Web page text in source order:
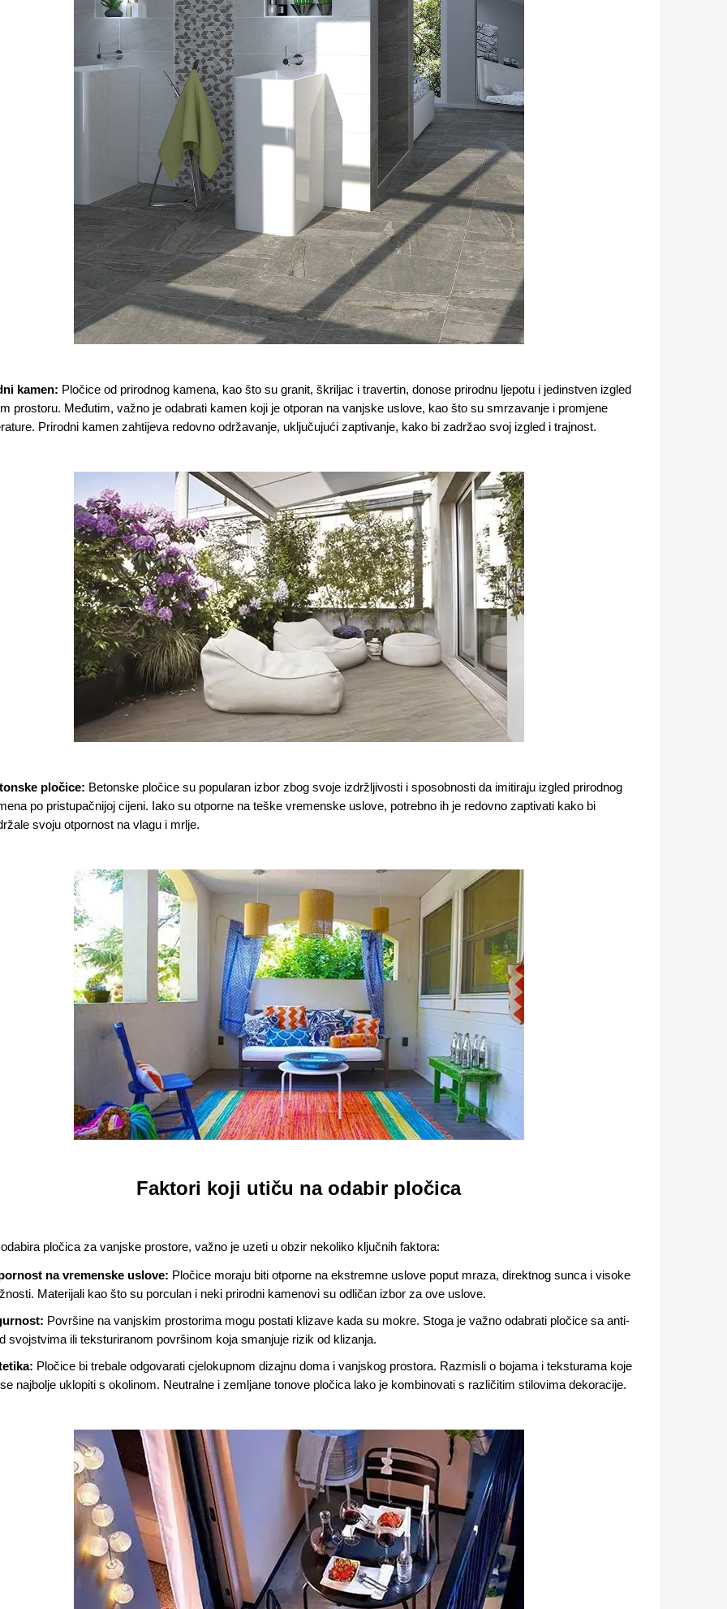
kamen: Pločice od prirodnog kamena, kao što su granit, škriljac i travertin, donose prirodnu ljepotu i jedinstven izgled
prostoru. Međutim, važno je odabrati kamen koji je otporan na vanjske uslove, kao što su smrzavanje i promjene
Prirodni kamen zahtijeva redovno održavanje, uključujući zaptivanje, kako bi zadržao svoj izgled i trajnost​.
pločice: Betonske pločice su popularan izbor zbog svoje izdržljivosti i sposobnosti da imitiraju izgled prirodnog
po pristupačnijoj cijeni. Iako su otporne na teške vremenske uslove, potrebno ih je redovno zaptivati kako bi
svoju otpornost na vlagu i mrlje​.
Faktori koji utiču na odabir pločica
pločica za vanjske prostore, važno je uzeti u obzir nekoliko ključnih faktora:
na vremenske uslove: Pločice moraju biti otporne na ekstremne uslove poput mraza, direktnog sunca i visoke
Materijali kao što su porculan i neki prirodni kamenovi su odličan izbor za ove uslove​.
Površine na vanjskim prostorima mogu postati klizave kada su mokre. Stoga je važno odabrati pločice sa anti-
svojstvima ili teksturiranom površinom koja smanjuje rizik od klizanja​.
Pločice bi trebale odgovarati cjelokupnom dizajnu doma i vanjskog prostora. Razmisli o bojama i teksturama koje
najbolje uklopiti s okolinom. Neutralne i zemljane tonove pločica lako je kombinovati s različitim stilovima dekoracije​.